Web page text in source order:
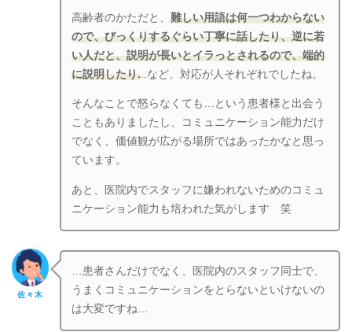
高齢者のかただと、難しい用語は何一つわからない
ので、びっくりするぐらい丁寧に話したり、逆に若
い人だと、説明が長いとイラっとされるので、端的
に説明したり. ..など、対応が人それぞれでしたね。
そんなことで怒らなくても…という患者様と出会う
こともありましたし、コミュニケーション能力だけ
でなく、価値観が広がる場所ではあったかなと思っ
ています。
あと、医院内でスタッフに嫌われないためのコミュ
ニケーション能力も培われた気がします 笑
佐々木
…患者さんだけでなく、医院内のスタッフ同士で、
うまくコミュニケーションをとらないといけないの
は大変ですね…